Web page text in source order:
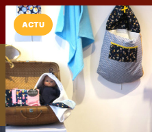
LaCarte
Installez l'App
Téléchargez
commerces favoris
Télécharger
ACTU